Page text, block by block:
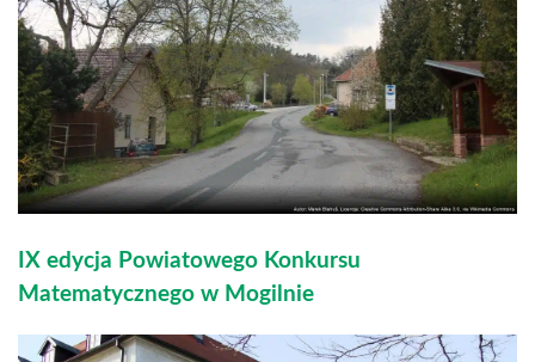
IX edycja Powiatowego Konkursu
Matematycznego w Mogilnie